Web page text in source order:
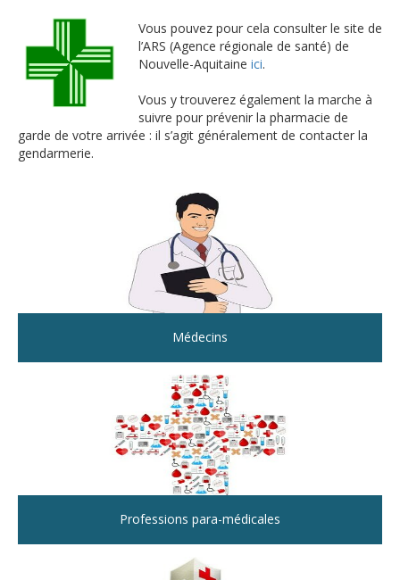
Vous pouvez pour cela consulter le site de
l’ARS (Agence régionale de santé) de
Nouvelle-Aquitaine ici.
Vous y trouverez également la marche à
suivre pour prévenir la pharmacie de
garde de votre arrivée : il s’agit généralement de contacter la
gendarmerie.
Médecins
Professions para-médicales